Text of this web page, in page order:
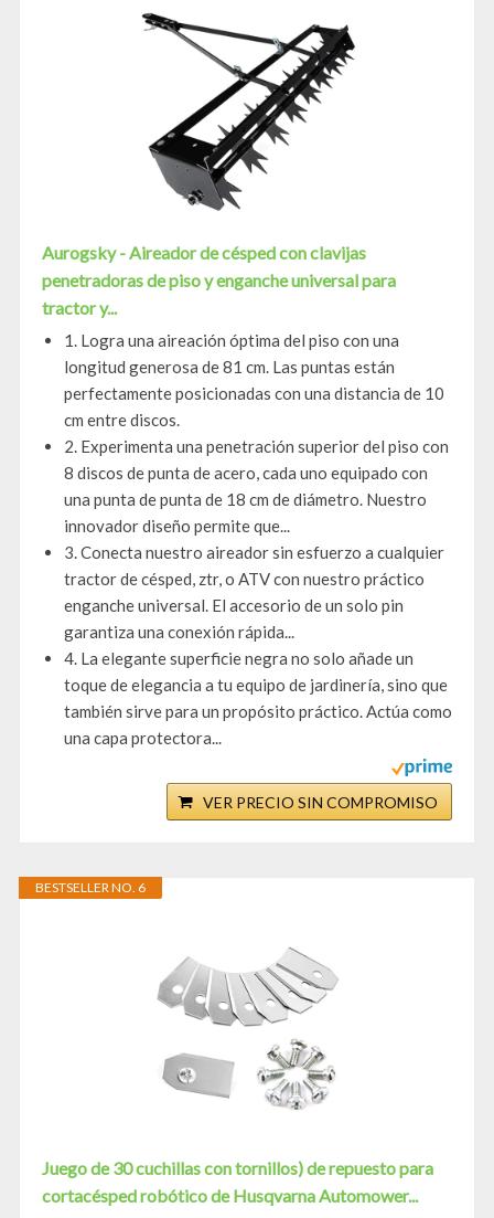
Aurogsky - Aireador de césped con clavijas
penetradoras de piso y enganche universal para
tractor y...
1. Logra una aireación óptima del piso con una
longitud generosa de 81 cm. Las puntas están
perfectamente posicionadas con una distancia de 10
cm entre discos.
2. Experimenta una penetración superior del piso con
8 discos de punta de acero, cada uno equipado con
una punta de punta de 18 cm de diámetro. Nuestro
innovador diseño permite que...
3. Conecta nuestro aireador sin esfuerzo a cualquier
tractor de césped, ztr, o ATV con nuestro práctico
enganche universal. El accesorio de un solo pin
garantiza una conexión rápida...
4. La elegante superficie negra no solo añade un
toque de elegancia a tu equipo de jardinería, sino que
también sirve para un propósito práctico. Actúa como
una capa protectora...
VER PRECIO SIN COMPROMISO
BESTSELLER NO. 6
Juego de 30 cuchillas con tornillos) de repuesto para
cortacésped robótico de Husqvarna Automower...